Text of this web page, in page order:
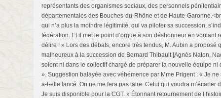
représentants des organismes sociaux, des personnels
départementales des Bouches-du-Rhône et de Haute-
qui n’a plus la moindre légitimité, qui va piloter sa succession,
fédération. Et il met le point d’orgue à son déshonneur en voulant
délire ! » Lors des débats, encore très tendus, M. Aubin a proposé
malheureux à la succession de Bernard Thibault [Agnès Naton,
soient ni dans le collectif chargé de préparer la nouvelle équipe ni
». Suggestion balayée avec véhémence par Mme Prigent : « Je ne
a-t-elle lancé. On ne me fera pas taire. Celui qui voudra m’écarter
Je suis disponible pour la CGT. » Étonnant retournement de